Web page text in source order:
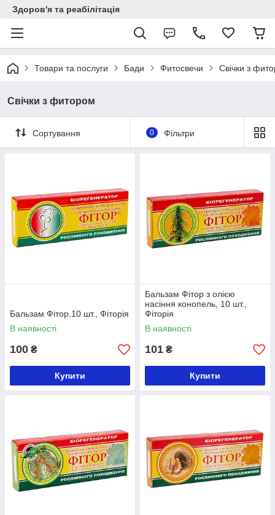
Здоров'я та реабілітація
Товари та послуги Бади Фитосвечи Свічки з
Свічки з фитором
Сортування 0 Фільтри
Бальзам Фітор,10 шт., Фіторія
В наявності
100 ₴
Купити
Бальзам Фітор з олією
насіння конопель, 10 шт.,
Фіторія
В наявності
101 ₴
Купити